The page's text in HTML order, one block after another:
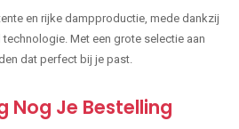
en rijke dampproductie, mede dankzij
Met een grote selectie aan
dat perfect bij je past.
Nog Je Bestelling